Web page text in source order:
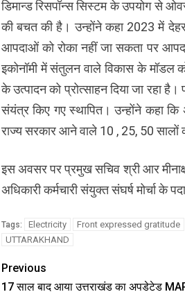
डिमान्ड रिसपॉन्स सिस्टम के उपयोग से
की बचत की है। उन्होंने कहा 2023 में
आपदाओं को रोका नहीं जा सकता पर
इकोनॉमी में संतुलन वाले विकास के मॉडल
के उत्पादन को प्रोत्साहन दिया जा रहा
संयंत्र किए गए स्थापित। उन्होंने कहा
राज्य सरकार आने वाले 10 , 25, 50 सालों
इस अवसर पर प्रमुख सचिव श्री आर
अधिकारी कर्मचारी संयुक्त संघर्ष मोर्चा के
Tags: Electricity Front expressed gratitude
UTTARAKHAND
Previous
17 साल बाद आया उत्तराखंड का अपडेटेड